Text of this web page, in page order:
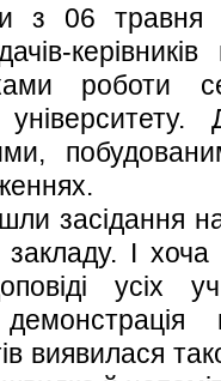
травня
роботи
І
усіх
виявилася